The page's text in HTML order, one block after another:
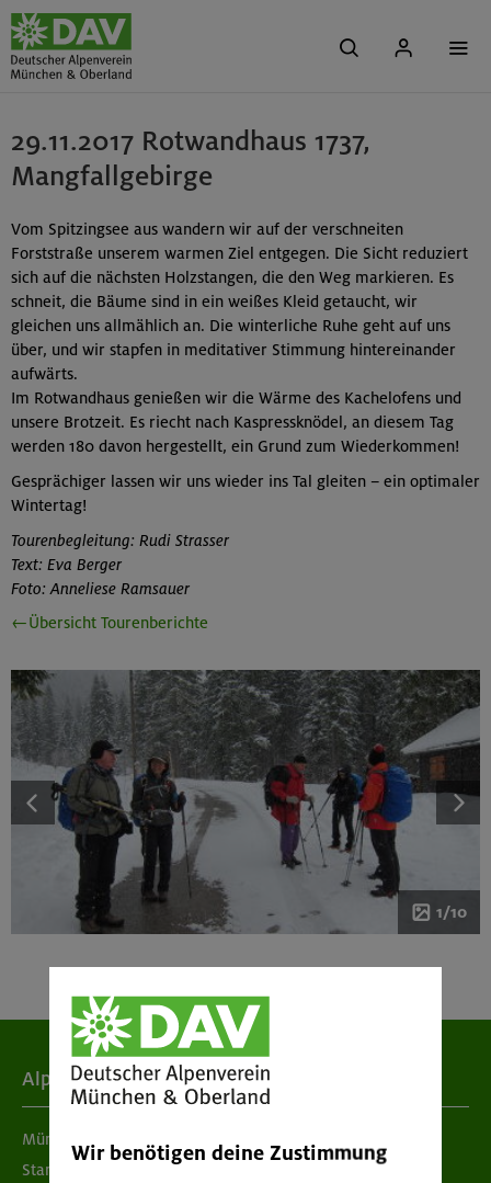
29.11.2017 Rotwandhaus 1737,
Mangfallgebirge
Vom Spitzingsee aus wandern wir auf der verschneiten
Forststraße unserem warmen Ziel entgegen. Die Sicht reduziert
sich auf die nächsten Holzstangen, die den Weg markieren. Es
schneit, die Bäume sind in ein weißes Kleid getaucht, wir
gleichen uns allmählich an. Die winterliche Ruhe geht auf uns
über, und wir stapfen in meditativer Stimmung hintereinander
aufwärts.
Im Rotwandhaus genießen wir die Wärme des Kachelofens und
unsere Brotzeit. Es riecht nach Kaspressknödel, an diesem Tag
werden 180 davon hergestellt, ein Grund zum Wiederkommen!
Gesprächiger lassen wir uns wieder ins Tal gleiten – ein optimaler
Wintertag!
Tourenbegleitung: Rudi Strasser
Text: Eva Berger
Foto: Anneliese Ramsauer
←Übersicht Tourenberichte
1/10
Alpenverein
München & Oberland
Standorte
Wir benötigen deine Zustimmung